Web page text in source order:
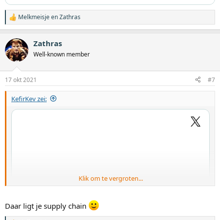
W
a
r
d
e
n
g
MelkmeisjeenZathras
Zathras
Well-known member
17 okt 2021 #7
KefirKev zei:
Klik om te vergroten...
Daar ligt je supply chain